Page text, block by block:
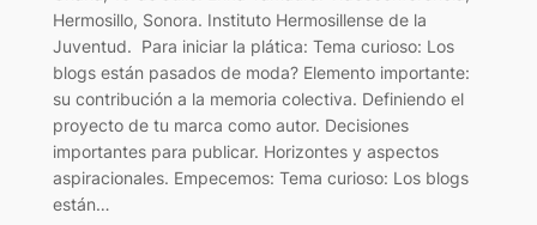
Hermosillo, Sonora. Instituto Hermosillense de la
Juventud. Para iniciar la plática: Tema curioso: Los
blogs están pasados de moda? Elemento importante:
su contribución a la memoria colectiva. Definiendo el
proyecto de tu marca como autor. Decisiones
importantes para publicar. Horizontes y aspectos
aspiracionales. Empecemos: Tema curioso: Los blogs
están…